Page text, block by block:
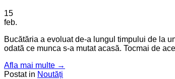
15
feb.
Bucătăria a evoluat de-a lungul timpului de la
odată ce munca s-a mutat acasă. Tocmai de
Afla mai multe →
Postat in Noutăți